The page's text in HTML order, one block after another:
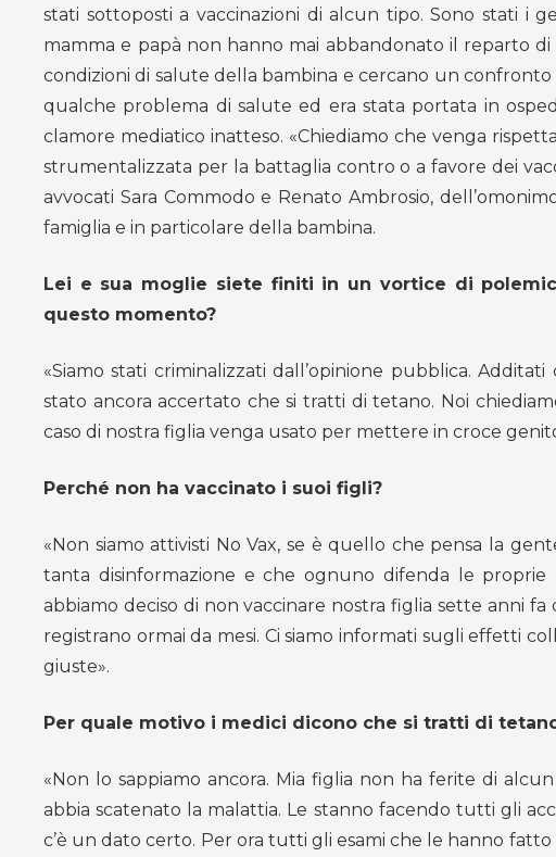
stati sottoposti a vaccinazioni di alcun tipo. Sono stati i
mamma e papà non hanno mai abbandonato il reparto di
condizioni di salute della bambina e cercano un
qualche problema di salute ed era stata portata in
clamore mediatico inatteso. «Chiediamo che venga
strumentalizzata per la battaglia contro o a favore dei
avvocati Sara Commodo e Renato Ambrosio,
famiglia e in particolare della bambina.
Lei e sua moglie siete finiti in un vortice di
questo momento?
«Siamo stati criminalizzati dall’opinione pubblica.
stato ancora accertato che si tratti di tetano. Noi
caso di nostra figlia venga usato per mettere in croce
Perché non ha vaccinato i suoi figli?
«Non siamo attivisti No Vax, se è quello che pensa la
tanta disinformazione e che ognuno difenda le proprie
abbiamo deciso di non vaccinare nostra figlia sette anni
registrano ormai da mesi. Ci siamo informati sugli effetti
giuste».
Per quale motivo i medici dicono che si tratti di
«Non lo sappiamo ancora. Mia figlia non ha ferite di
abbia scatenato la malattia. Le stanno facendo tutti gli
c’è un dato certo. Per ora tutti gli esami che le hanno